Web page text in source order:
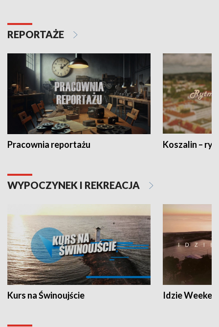
REPORTAŻE
Pracownia reportażu Koszalin –
WYPOCZYNEK I REKREACJA
Kurs na Świnoujście Idzie